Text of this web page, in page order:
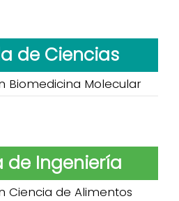
de Ciencias
Biomedicina Molecular
de Ingeniería
Ciencia de Alimentos